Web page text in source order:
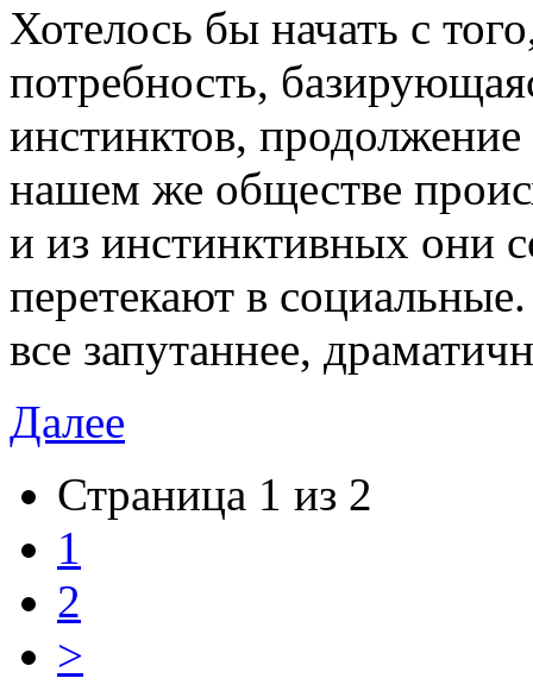
Хотелось бы начать с
потребность,
инстинктов,
нашем же обществе
и из инстинктивных они
перетекают в
все запутаннее,
Далее
Страница 1 из 2
1
2
>